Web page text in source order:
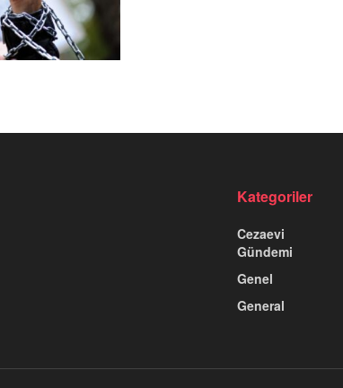
Kategoriler
Cezaevi
Gündemi
Genel
General